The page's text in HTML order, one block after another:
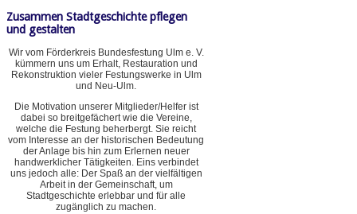
Zusammen Stadtgeschichte pflegen
und gestalten
Wir vom Förderkreis Bundesfestung Ulm e. V.
kümmern uns um Erhalt, Restauration und
Rekonstruktion vieler Festungswerke in Ulm
und Neu-Ulm.
Die Motivation unserer Mitglieder/Helfer ist
dabei so breitgefächert wie die Vereine,
welche die Festung beherbergt. Sie reicht
vom Interesse an der historischen Bedeutung
der Anlage bis hin zum Erlernen neuer
handwerklicher Tätigkeiten. Eins verbindet
uns jedoch alle: Der Spaß an der vielfältigen
Arbeit in der Gemeinschaft, um
Stadtgeschichte erlebbar und für alle
zugänglich zu machen.